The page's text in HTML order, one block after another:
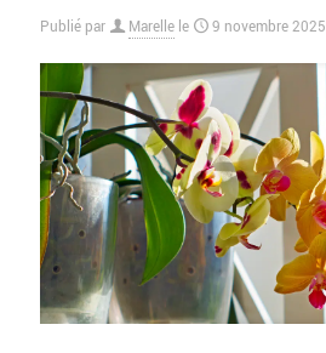
Publié par Marelle le 9 novembre 2025